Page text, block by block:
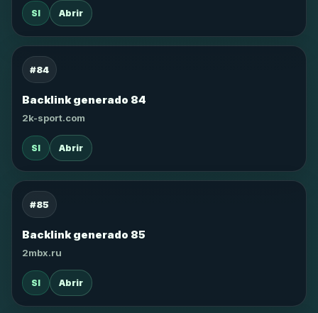
SI Abrir
#84
Backlink generado 84
2k-sport.com
SI Abrir
#85
Backlink generado 85
2mbx.ru
SI Abrir